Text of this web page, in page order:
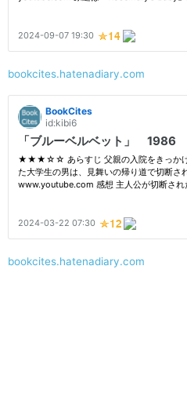
bookcites.hatenadiary.com
bookcites.hatenadiary.com